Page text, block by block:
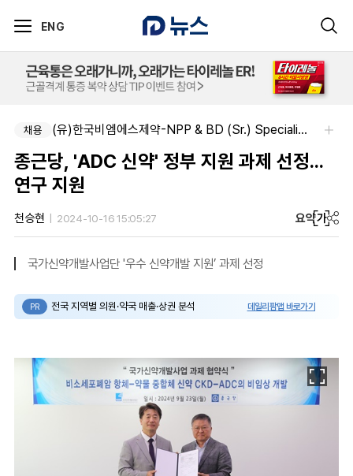
ENG
채용 (유)한국비엠에스제약-NPP & BD (Sr.) Specialist, CSE&BD (Fixed)
종근당, 'ADC 신약' 정부 지원 과제 선정...
연구 지원
천승현 2024-10-16 15:05:27 요약가
국가신약개발사업단 '우수 신약개발 지원’ 과제 선정
PR 전국 지역별 의원·약국 매출·상권 분석 데일리팜맵 바로가기